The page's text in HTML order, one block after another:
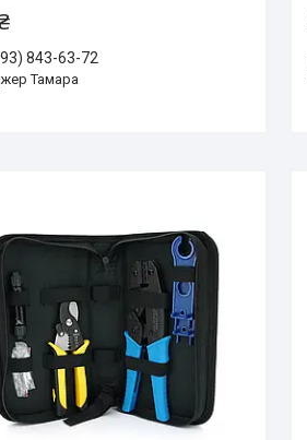
843-63-72
Тамара